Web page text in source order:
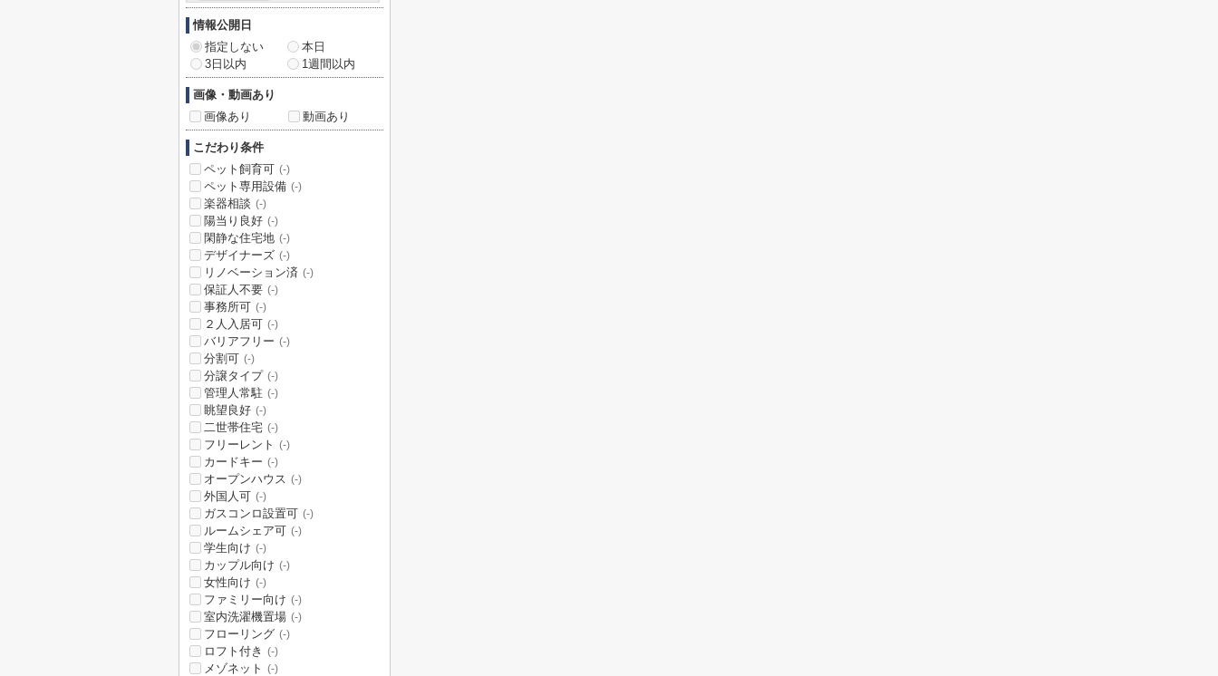
情報公開日
指定しない
本日
3日以内
1週間以内
画像・動画あり
画像あり
動画あり
こだわり条件
ペット飼育可 (-)
ペット専用設備 (-)
楽器相談 (-)
陽当り良好 (-)
閑静な住宅地 (-)
デザイナーズ (-)
リノベーション済 (-)
保証人不要 (-)
事務所可 (-)
２人入居可 (-)
バリアフリー (-)
分割可 (-)
分譲タイプ (-)
管理人常駐 (-)
眺望良好 (-)
二世帯住宅 (-)
フリーレント (-)
カードキー (-)
オープンハウス (-)
外国人可 (-)
ガスコンロ設置可 (-)
ルームシェア可 (-)
学生向け (-)
カップル向け (-)
女性向け (-)
ファミリー向け (-)
室内洗濯機置場 (-)
フローリング (-)
ロフト付き (-)
メゾネット (-)